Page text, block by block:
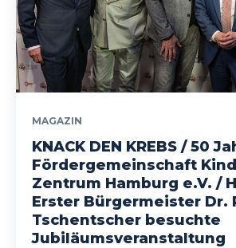
MAGAZIN
KNACK DEN KREBS / 50
Fördergemeinschaft
Zentrum Hamburg e.V. /
Erster Bürgermeister Dr.
Tschentscher besuchte
Jubiläumsveranstaltung